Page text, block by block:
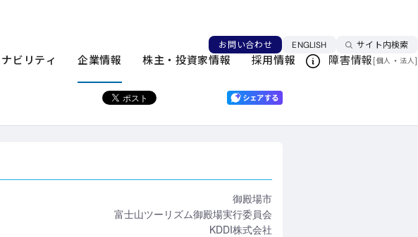
お問い合わせ ENGLISH言語を切り替える
サイト内検索
ビリティ 企業情報 株主・投資家情報 採用情報 障害情報[個人 ・ 法人]
象にモバ
ニュースリリース一覧
御殿場市
富士山ツーリズム御殿場実行委員会
KDDI株式会社